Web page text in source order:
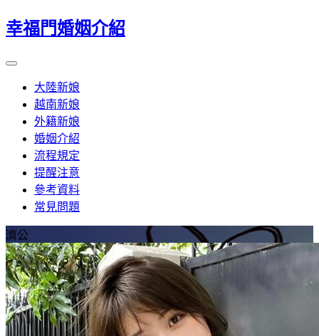
幸福門婚姻介紹
大陸新娘
越南新娘
外籍新娘
婚姻介紹
流程規定
提醒注意
參考資料
常見問題
濟公